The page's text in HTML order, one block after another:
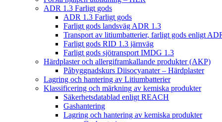
ADR 1.3 Farligt gods
ADR 1.3 Farligt gods
Farligt gods landsväg ADR 1.3
Transport av litiumbatterier, farligt gods enligt
Farligt gods RID 1.3 järnväg
Farligt gods sjötransport IMDG 1.3
Härdplaster och allergiframkallande produkter (AKP)
Påbyggnadskurs Diisocyanater – Härdplaster
Lagring och hantering av Litiumbatterier
Klassificering och märkning av kemiska produkter
Säkerhetsdatablad enligt REACH
Gashantering
Lagring och hantering av kemiska produkter